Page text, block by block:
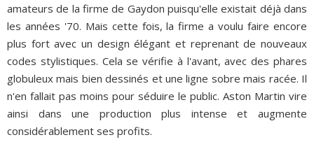
amateurs de la firme de Gaydon puisqu'elle existait déjà dans
les années '70. Mais cette fois, la firme a voulu faire encore
plus fort avec un design élégant et reprenant de nouveaux
codes stylistiques. Cela se vérifie à l'avant, avec des phares
globuleux mais bien dessinés et une ligne sobre mais racée. Il
n'en fallait pas moins pour séduire le public. Aston Martin vire
ainsi dans une production plus intense et augmente
considérablement ses profits.